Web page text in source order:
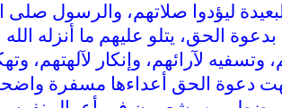
ليؤدوا صلاتهم، والرسول
الحق، يتلو عليهم ما أنزله الله
وتسفيه لآرائهم، وإنكار لآلهتهم،
دعوة الحق أعداءها مسفرة